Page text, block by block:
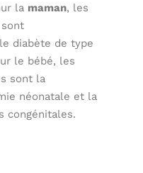
la maman, les
diabète de type
le bébé, les
sont la
néonatale et la
congénitales.